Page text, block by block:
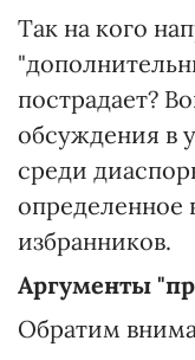
Так на кого
пострадает?
обсуждения в
среди
определенное
избранников.
Аргументы
Обратим